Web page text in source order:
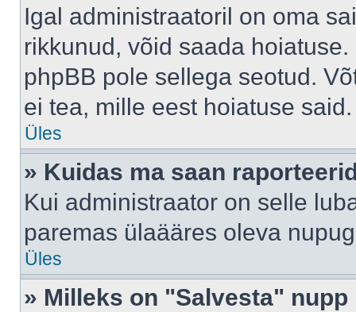
Igal administraatoril on oma
rikkunud, võid saada
phpBB pole sellega seotud.
ei tea, mille eest hoiatuse said.
Üles
» Kuidas ma saan
Kui administraator on selle
paremas ülaääres oleva
Üles
» Milleks on "Salvesta"